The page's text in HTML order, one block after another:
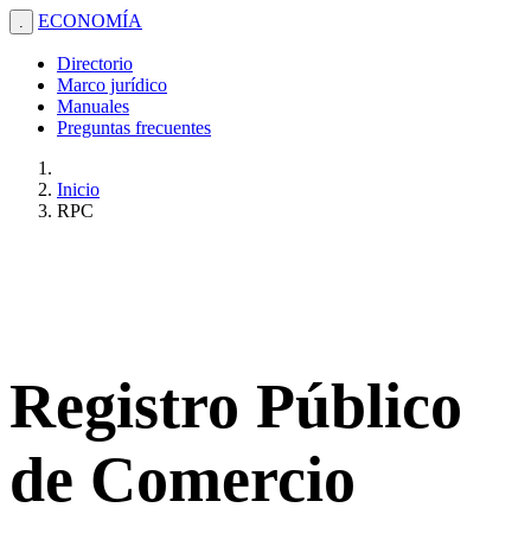
. ECONOMÍA
Directorio
Marco jurídico
Manuales
Preguntas frecuentes
Inicio
RPC
Registro Público
de Comercio